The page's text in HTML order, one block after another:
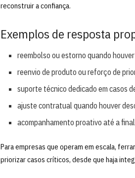
reconstruir a confiança.
Exemplos de resposta
reembolso ou estorno quando
reenvio de produto ou reforço de
suporte técnico dedicado em casos
ajuste contratual quando houver
acompanhamento proativo até a
Para empresas que operam em escala,
priorizar casos críticos, desde que haja